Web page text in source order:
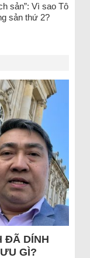
sản”: Vì sao Tô
sản thứ 2?
ĐÃ DÍNH
GÌ?